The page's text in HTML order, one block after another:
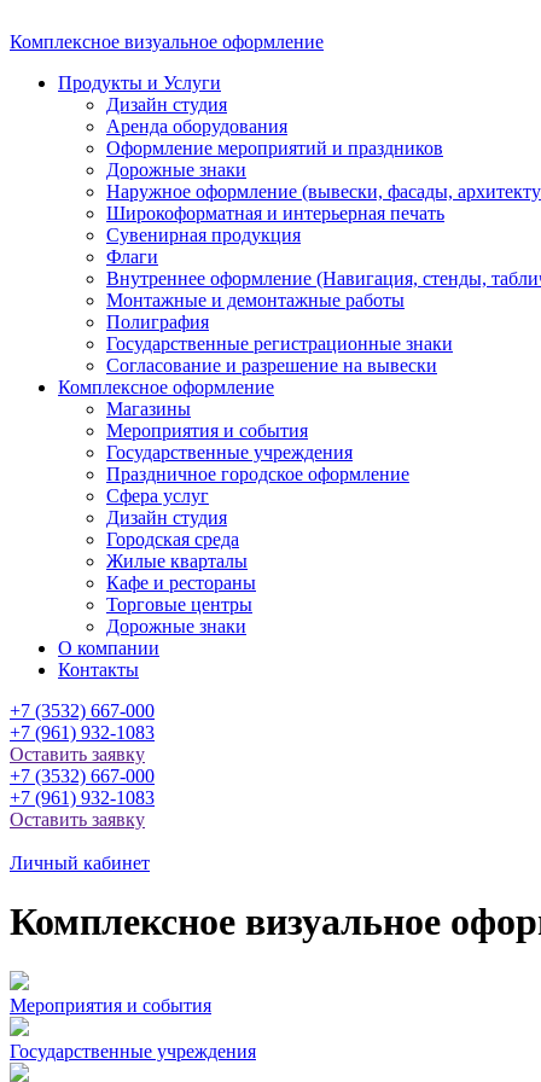
Комплексное визуальное оформление
Продукты и Услуги
Дизайн студия
Аренда оборудования
Оформление мероприятий и праздников
Дорожные знаки
Наружное оформление (вывески, фасады,
Широкоформатная и интерьерная печать
Сувенирная продукция
Флаги
Внутреннее оформление (Навигация, стенды,
Монтажные и демонтажные работы
Полиграфия
Государственные регистрационные знаки
Согласование и разрешение на вывески
Комплексное оформление
Магазины
Мероприятия и события
Государственные учреждения
Праздничное городское оформление
Сфера услуг
Дизайн студия
Городская среда
Жилые кварталы
Кафе и рестораны
Торговые центры
Дорожные знаки
О компании
Контакты
+7 (3532) 667-000
+7 (961) 932-1083
Оставить заявку
+7 (3532) 667-000
+7 (961) 932-1083
Оставить заявку
Личный кабинет
Комплексное визуальное
Мероприятия и события
Государственные учреждения